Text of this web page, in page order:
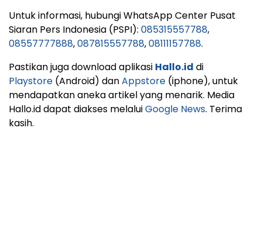
Untuk informasi, hubungi WhatsApp Center Pusat
Siaran Pers Indonesia (PSPI): 085315557788,
08557777888,087815557788,08111157788.
Pastikan juga download aplikasi Hallo.id di
Playstore (Android) danAppstore (iphone), untuk
mendapatkan aneka artikel yang menarik. Media
Hallo.id dapat diakses melaluiGoogle News. Terima
kasih.